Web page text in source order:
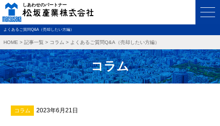
よくあるご質問Q&A（売却したい方編）
HOME > 記事一覧 > コラム > よくあるご質問Q&A（売却したい方編）
コラム
コラム 2023年6月21日